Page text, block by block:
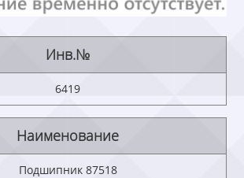
Инв.№
6419
Наименование
Подшипник 87518